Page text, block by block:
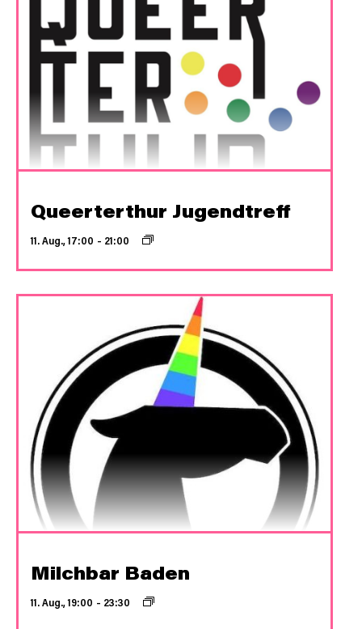
Queerterthur Jugendtreff
11. Aug., 17:00 – 21:00
Milchbar Baden
11. Aug., 19:00 – 23:30